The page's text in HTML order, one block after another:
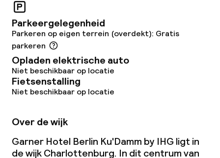
Parkeergelegenheid
Parkeren op eigen terrein (overdekt): Gratis
parkeren
Opladen elektrische auto
Niet beschikbaar op locatie
Fietsenstalling
Niet beschikbaar op locatie
Over de wijk
Garner Hotel Berlin Ku'Damm by IHG ligt in
de wijk Charlottenburg. In dit centrum van